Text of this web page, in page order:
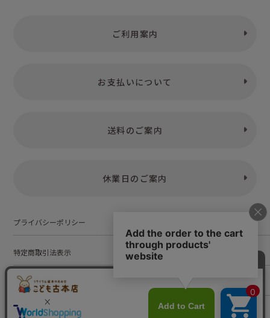
ご利用案内
お支払いについて
送料のご案内
休業日のご案内
プライバシーポリシー
特定商取引法表示
お問い合わせ